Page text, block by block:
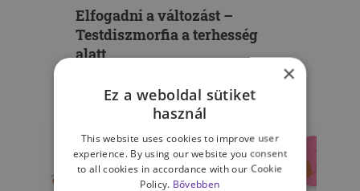
Elfogadni a változást –
Testdiszmorfia a terhesség
alatt
TÖLGYESI HAJNALKA
×
Ez a weboldal sütiket
használ
This website uses cookies to improve user
experience. By using our website you consent
to all cookies in accordance with our Cookie
Policy. Bővebben